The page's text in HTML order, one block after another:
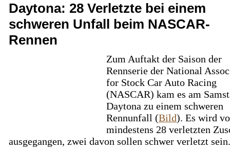
Daytona: 28 Verletzte bei einem
schweren Unfall beim NASCAR-
Rennen
Zum Auftakt der Saison der
Rennserie der National
for Stock Car Auto Racing
(NASCAR) kam es am
Daytona zu einem schweren
Rennunfall (Bild). Es wird
mindestens 28 verletzten
ausgegangen, zwei davon sollen schwer verletzt sein.